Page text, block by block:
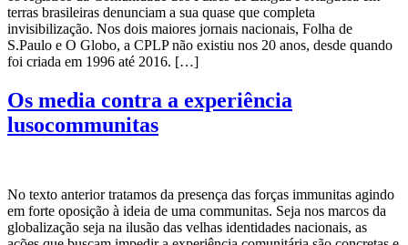
terras brasileiras denunciam a sua quase que completa
invisibilização. Nos dois maiores jornais nacionais, Folha de
S.Paulo e O Globo, a CPLP não existiu nos 20 anos, desde quando
foi criada em 1996 até 2016. […]
Os media contra a experiência
lusocommunitas
No texto anterior tratamos da presença das forças immunitas agindo
em forte oposição à ideia de uma communitas. Seja nos marcos da
globalização seja na ilusão das velhas identidades nacionais, as